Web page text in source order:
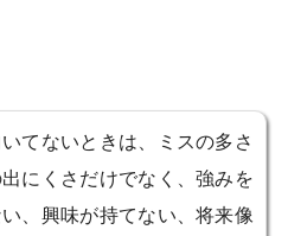
てないときは、ミスの多さ
にくさだけでなく、強みを
、興味が持てない、将来像